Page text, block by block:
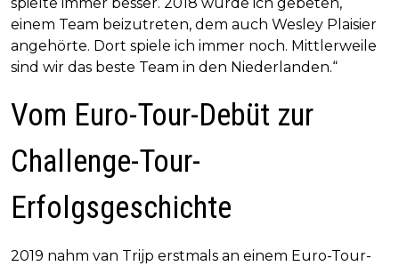
einem Team beizutreten, dem auch Wesley Plaisier
angehörte. Dort spiele ich immer noch. Mittlerweile
sind wir das beste Team in den Niederlanden.“
Vom Euro-Tour-Debüt zur
Challenge-Tour-
Erfolgsgeschichte
2019 nahm van Trijp erstmals an einem Euro-Tour-